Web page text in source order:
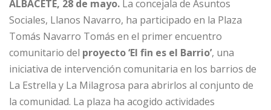
ALBACETE, 28 de mayo. La concejala de Asuntos
Sociales, Llanos Navarro, ha participado en la Plaza
Tomás Navarro Tomás en el primer encuentro
comunitario del proyecto ‘El fin es el Barrio’, una
iniciativa de intervención comunitaria en los barrios de
La Estrella y La Milagrosa para abrirlos al conjunto de
la comunidad. La plaza ha acogido actividades